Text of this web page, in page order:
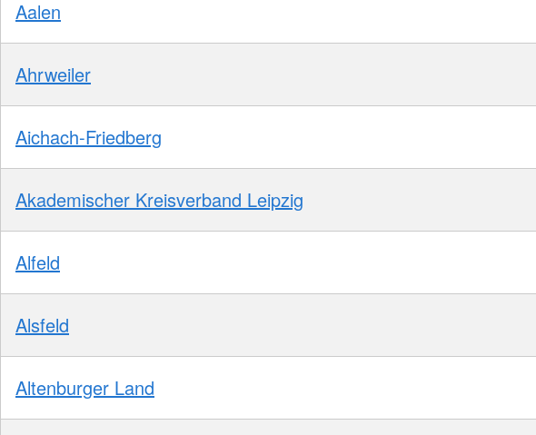
Aalen
Ahrweiler
Aichach-Friedberg
Akademischer Kreisverband Leipzig
Alfeld
Alsfeld
Altenburger Land